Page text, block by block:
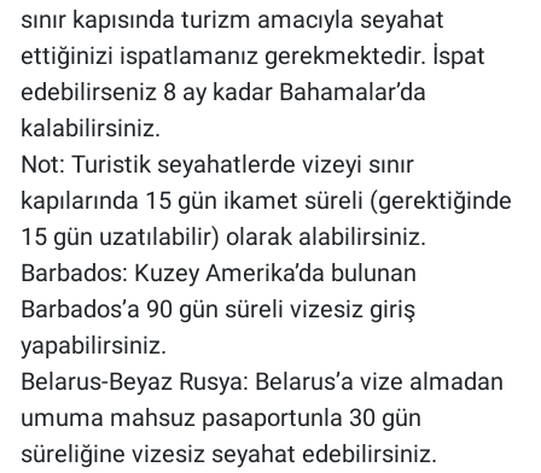
sınır kapısında turizm amacıyla seyahat
ettiğinizi ispatlamanız gerekmektedir. İspat
edebilirseniz 8 ay kadar Bahamalar’da
kalabilirsiniz.
Not: Turistik seyahatlerde vizeyi sınır
kapılarında 15 gün ikamet süreli (gerektiğinde
15 gün uzatılabilir) olarak alabilirsiniz.
Barbados: Kuzey Amerika’da bulunan
Barbados’a 90 gün süreli vizesiz giriş
yapabilirsiniz.
Belarus-Beyaz Rusya: Belarus’a vize almadan
umuma mahsuz pasaportunla 30 gün
süreliğine vizesiz seyahat edebilirsiniz.